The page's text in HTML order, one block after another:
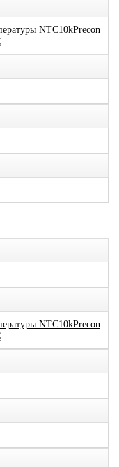
NTC10kPrecon
NTC10kPrecon